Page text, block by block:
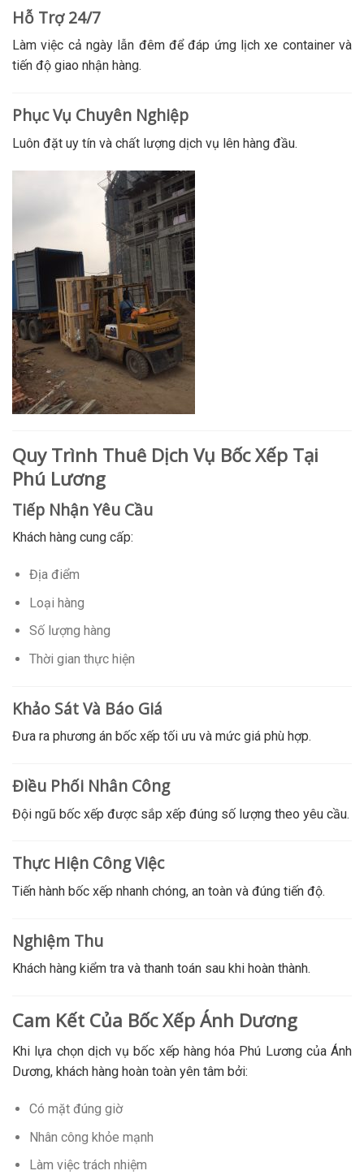
Hỗ Trợ 24/7
Làm việc cả ngày lẫn đêm để đáp ứng lịch xe container và
tiến độ giao nhận hàng.
Phục Vụ Chuyên Nghiệp
Luôn đặt uy tín và chất lượng dịch vụ lên hàng đầu.
Quy Trình Thuê Dịch Vụ Bốc Xếp Tại
Phú Lương
Tiếp Nhận Yêu Cầu
Khách hàng cung cấp:
Địa điểm
Loại hàng
Số lượng hàng
Thời gian thực hiện
Khảo Sát Và Báo Giá
Đưa ra phương án bốc xếp tối ưu và mức giá phù hợp.
Điều Phối Nhân Công
Đội ngũ bốc xếp được sắp xếp đúng số lượng theo yêu cầu.
Thực Hiện Công Việc
Tiến hành bốc xếp nhanh chóng, an toàn và đúng tiến độ.
Nghiệm Thu
Khách hàng kiểm tra và thanh toán sau khi hoàn thành.
Cam Kết Của Bốc Xếp Ánh Dương
Khi lựa chọn dịch vụ bốc xếp hàng hóa Phú Lương của Ánh
Dương, khách hàng hoàn toàn yên tâm bởi:
Có mặt đúng giờ
Nhân công khỏe mạnh
Làm việc trách nhiệm